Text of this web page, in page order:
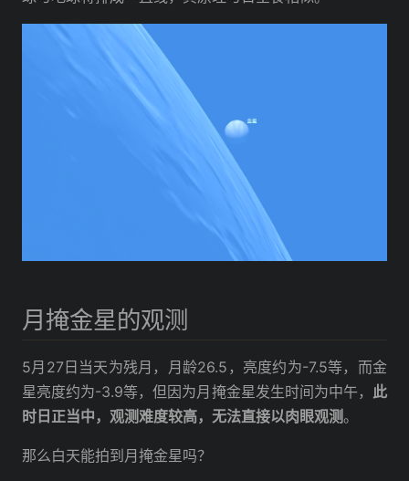
月掩金星的观测
5月27日当天为残月，月龄26.5，亮度约为-7.5等，而金
星亮度约为-3.9等，但因为月掩金星发生时间为中午， 此
时日正当中，观测难度较高，无法直接以肉眼观测。
那么白天能拍到月掩金星吗？